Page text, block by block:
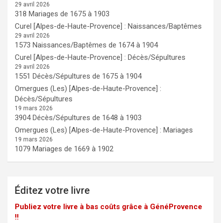
29 avril 2026
318 Mariages de 1675 à 1903
Curel [Alpes-de-Haute-Provence] : Naissances/Baptêmes
29 avril 2026
1573 Naissances/Baptêmes de 1674 à 1904
Curel [Alpes-de-Haute-Provence] : Décès/Sépultures
29 avril 2026
1551 Décès/Sépultures de 1675 à 1904
Omergues (Les) [Alpes-de-Haute-Provence] :
Décès/Sépultures
19 mars 2026
3904 Décès/Sépultures de 1648 à 1903
Omergues (Les) [Alpes-de-Haute-Provence] : Mariages
19 mars 2026
1079 Mariages de 1669 à 1902
Éditez votre livre
Publiez votre livre à bas coûts grâce à GénéProvence
!!